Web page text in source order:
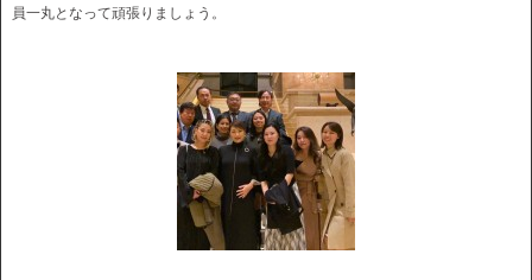
員一丸となって頑張りましょう。